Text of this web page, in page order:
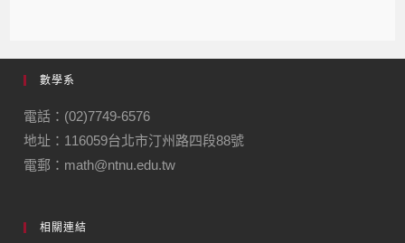
e
b
o
o
k
gr
m
數學系
電話：(02)7749-6576
地址：116059台北市汀州路四段88號
電郵：math@ntnu.edu.tw
相關連結